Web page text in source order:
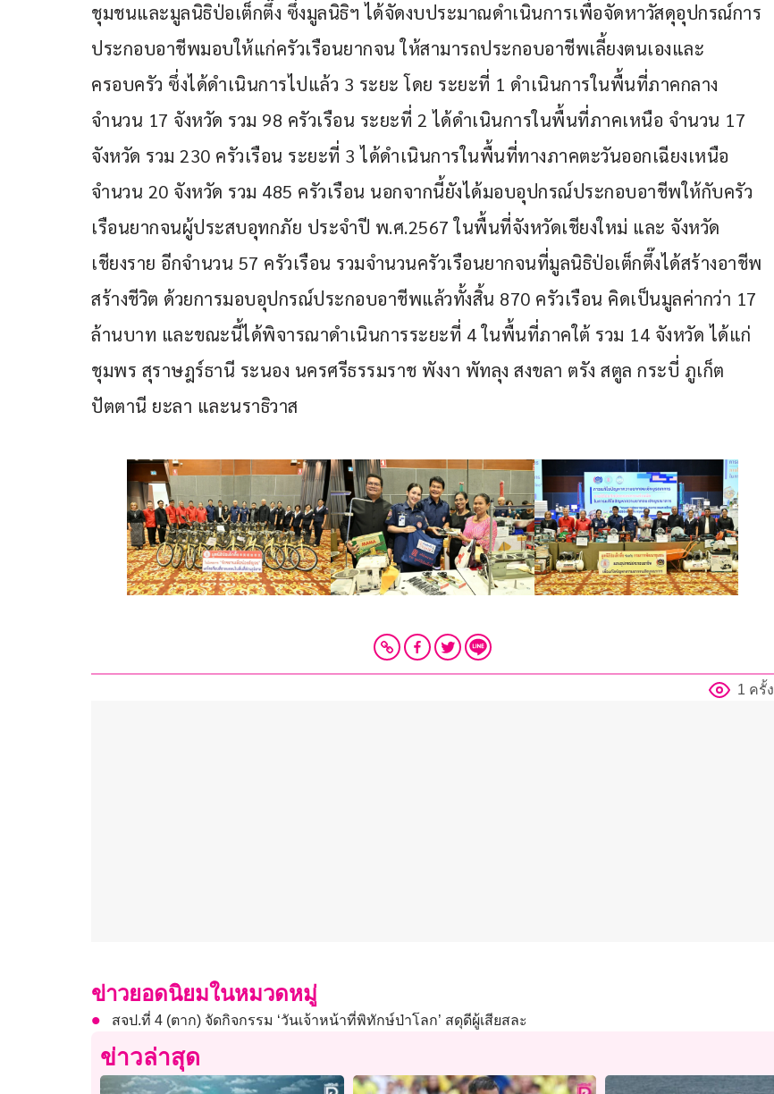
ชุมชนและมูลนิธิป่อเต็กตึ๊ง ซึ่งมูลนิธิฯ ได้จัดงบประมาณดำเนินการเพื่อจัดหาวัสดุอุปกรณ์การ
ประกอบอาชีพมอบให้แก่ครัวเรือนยากจน ให้สามารถประกอบอาชีพเลี้ยงตนเองและ
ครอบครัว ซึ่งได้ดำเนินการไปแล้ว 3 ระยะ โดย ระยะที่ 1 ดำเนินการในพื้นที่ภาคกลาง
จำนวน 17 จังหวัด รวม 98 ครัวเรือน ระยะที่ 2 ได้ดำเนินการในพื้นที่ภาคเหนือ จำนวน 17
จังหวัด รวม 230 ครัวเรือน ระยะที่ 3 ได้ดำเนินการในพื้นที่ทางภาคตะวันออกเฉียงเหนือ
จำนวน 20 จังหวัด รวม 485 ครัวเรือน นอกจากนี้ยังได้มอบอุปกรณ์ประกอบอาชีพให้กับครัว
เรือนยากจนผู้ประสบอุทกภัย ประจำปี พ.ศ.2567 ในพื้นที่จังหวัดเชียงใหม่ และ จังหวัด
เชียงราย อีกจำนวน 57 ครัวเรือน รวมจำนวนครัวเรือนยากจนที่มูลนิธิป่อเต็กตึ๊งได้สร้างอาชีพ
สร้างชีวิต ด้วยการมอบอุปกรณ์ประกอบอาชีพแล้วทั้งสิ้น 870 ครัวเรือน คิดเป็นมูลค่ากว่า 17
ล้านบาท และขณะนี้ได้พิจารณาดำเนินการระยะที่ 4 ในพื้นที่ภาคใต้ รวม 14 จังหวัด ได้แก่
ชุมพร สุราษฎร์ธานี ระนอง นครศรีธรรมราช พังงา พัทลุง สงขลา ตรัง สตูล กระบี่ ภูเก็ต
ปัตตานี ยะลา และนราธิวาส
1 ครั้ง
ข่าวยอดนิยมในหมวดหมู่
สจป.ที่ 4 (ตาก) จัดกิจกรรม ‘วันเจ้าหน้าที่พิทักษ์ป่าโลก’ สดุดีผู้เสียสละ
ข่าวล่าสุด